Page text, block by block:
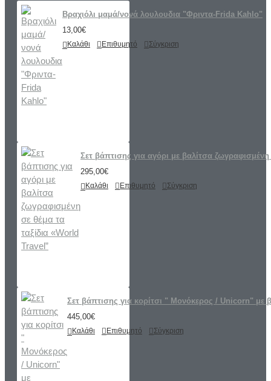
Βραχιόλι μαμά/νονά λουλουδια "Φριντα-Frida Kahlo"
13,00€
Καλάθι Επιθυμητό Σύγκριση
Σετ βάπτισης για αγόρι με βαλίτσα
295,00€
Καλάθι Επιθυμητό Σύγκριση
Σετ βάπτισης για κορίτσι " Μονόκερος / Unicorn" με
445,00€
Καλάθι Επιθυμητό Σύγκριση